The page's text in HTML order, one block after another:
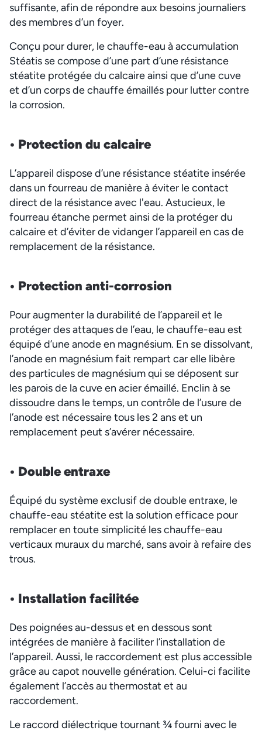
suffisante, afin de répondre aux besoins journaliers
des membres d’un foyer.
Conçu pour durer, le chauffe-eau à accumulation
Stéatis se compose d’une part d’une résistance
stéatite protégée du calcaire ainsi que d’une cuve
et d’un corps de chauffe émaillés pour lutter contre
la corrosion.
• Protection du calcaire
L’appareil dispose d’une résistance stéatite insérée
dans un fourreau de manière à éviter le contact
direct de la résistance avec l'eau. Astucieux, le
fourreau étanche permet ainsi de la protéger du
calcaire et d’éviter de vidanger l’appareil en cas de
remplacement de la résistance.
• Protection anti-corrosion
Pour augmenter la durabilité de l’appareil et le
protéger des attaques de l’eau, le chauffe-eau est
équipé d’une anode en magnésium. En se dissolvant,
l’anode en magnésium fait rempart car elle libère
des particules de magnésium qui se déposent sur
les parois de la cuve en acier émaillé. Enclin à se
dissoudre dans le temps, un contrôle de l’usure de
l’anode est nécessaire tous les 2 ans et un
remplacement peut s’avérer nécessaire.
• Double entraxe
Équipé du système exclusif de double entraxe, le
chauffe-eau stéatite est la solution efficace pour
remplacer en toute simplicité les chauffe-eau
verticaux muraux du marché, sans avoir à refaire des
trous.
• Installation facilitée
Des poignées au-dessus et en dessous sont
intégrées de manière à faciliter l’installation de
l’appareil. Aussi, le raccordement est plus accessible
grâce au capot nouvelle génération. Celui-ci facilite
également l’accès au thermostat et au
raccordement.
Le raccord diélectrique tournant ¾ fourni avec le